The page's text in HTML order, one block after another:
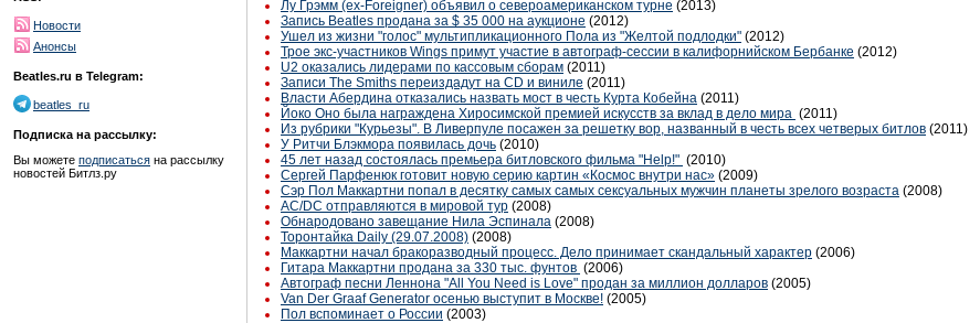
Новости
Анонсы
Beatles.ru в Telegram:
beatles_ru
Подписка на рассылку:
Вы можете подписаться на рассылку
новостей Битлз.ру
Лу Грэмм (ex-Foreigner) объявил о североамериканском турне (2013)
Запись Beatles продана за $ 35 000 на аукционе (2012)
Ушел из жизни "голос" мультипликационного Пола из "Желтой подлодки" (2012)
Трое экс-участников Wings примут участие в автограф-сессии в калифорнийском Бербанке (2012)
U2 оказались лидерами по кассовым сборам (2011)
Записи The Smiths переиздадут на CD и виниле (2011)
Власти Абердина отказались назвать мост в честь Курта Кобейна (2011)
Йоко Оно была награждена Хиросимской премией искусств за вклад в дело мира (2011)
Из рубрики "Курьезы". В Ливерпуле посажен за решетку вор, названный в честь всех четверых битлов (2011)
У Ритчи Блэкмора появилась дочь (2010)
45 лет назад состоялась премьера битловского фильма "Help!" (2010)
Сергей Парфенюк готовит новую серию картин «Космос внутри нас» (2009)
Сэр Пол Маккартни попал в десятку самых самых сексуальных мужчин планеты зрелого возраста (2008)
AC/DC отправляются в мировой тур (2008)
Обнародовано завещание Нила Эспинала (2008)
Торонтайка Daily (29.07.2008) (2008)
Маккартни начал бракоразводный процесс. Дело принимает скандальный характер (2006)
Гитара Маккартни продана за 330 тыс. фунтов (2006)
Автограф песни Леннона "All You Need is Love" продан за миллион долларов (2005)
Van Der Graaf Generator осенью выступит в Москве! (2005)
Пол вспоминает о России (2003)